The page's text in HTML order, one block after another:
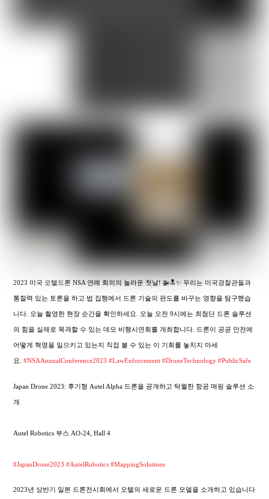
2023 미국 오텔드론 NSA 연례 회의의 놀라운 첫날! 🚁🔝✨ 우리는 미국경찰관들과
통찰력 있는 토론을 하고 법 집행에서 드론 기술의 판도를 바꾸는 영향을 탐구했습
니다. 오늘 촬영한 현장 순간을 확인하세요. 오늘 오전 9시에는 최첨단 드론 솔루션
의 힘을 실제로 목격할 수 있는 데모 비행시연회를 개최합니다. 드론이 공공 안전에
어떻게 혁명을 일으키고 있는지 직접 볼 수 있는 이 기회를 놓치지 마세
요.#NSAAnnualConference2023 #LawEnforcement #DroneTechnology #PublicSafe
Japan Drone 2023: 후기형 Autel Alpha 드론을 공개하고 탁월한 항공 매핑 솔루션 소
개
Autel Robotics 부스 AO-24, Hall 4
#JapanDrone2023#AutelRobotics#MappingSolutions
2023년 상반기 일본 드론전시회에서 오텔의 새로운 드론 모델을 소개하고 있습니다